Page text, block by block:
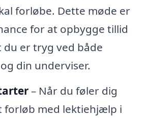
forløbe. Dette møde er
for at opbygge tillid
du er tryg ved både
din underviser.
– Når du føler dig
forløb med lektiehjælp i